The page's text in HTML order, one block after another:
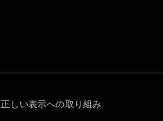
正しい表示への取り組み